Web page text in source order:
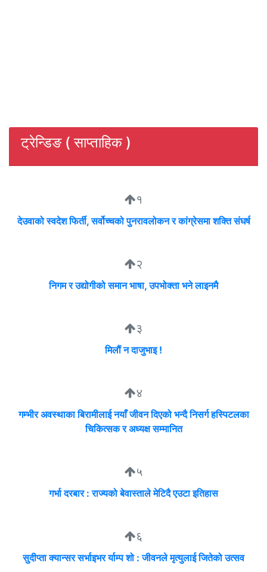
ट्रेन्डिङ ( साप्ताहिक )
१
देउवाको स्वदेश फिर्ती, सर्वोच्चको पुनरावलोकन र कांग्रेसमा शक्ति संघर्ष
२
निगम र उद्योगीको समान भाषा, उपभोक्ता भने लाइनमै
३
मिलौं न दाजुभाइ !
४
गम्भीर अवस्थाका बिरामीलाई नयाँ जीवन दिएको भन्दै निसर्ग हस्पिटलका
चिकित्सक र अध्यक्ष सम्मानित
५
गर्भा दरबार : राज्यको बेवास्ताले मेटिदै एउटा इतिहास
६
सुदीप्ता क्यान्सर सर्भाइभर र्याम्प शो : जीवनले मृत्युलाई जितेको उत्सव